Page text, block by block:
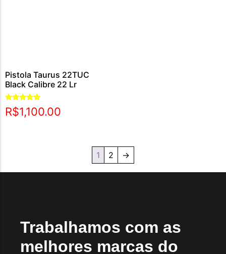
Pistola Taurus 22TUC
Black Calibre 22 Lr
Avaliação
5.00
R$1,100.00
1 2 →
Trabalhamos com as
melhores marcas do